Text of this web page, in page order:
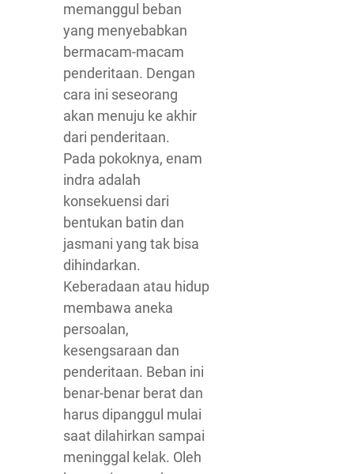
memanggul beban
yang menyebabkan
bermacam-macam
penderitaan. Dengan
cara ini seseorang
akan menuju ke akhir
dari penderitaan.
Pada pokoknya, enam
indra adalah
konsekuensi dari
bentukan batin dan
jasmani yang tak bisa
dihindarkan.
Keberadaan atau hidup
membawa aneka
persoalan,
kesengsaraan dan
penderitaan. Beban ini
benar-benar berat dan
harus dipanggul mulai
saat dilahirkan sampai
meninggal kelak. Oleh